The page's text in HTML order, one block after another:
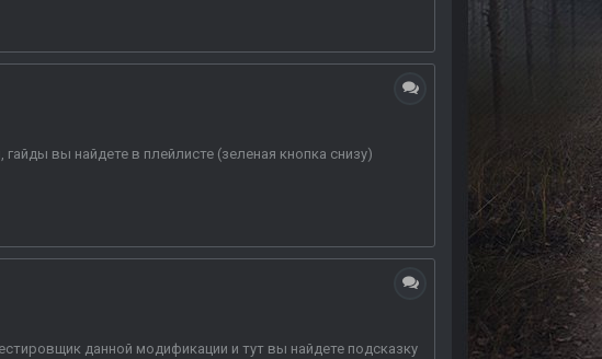
вы найдете в плейлисте (зеленая кнопка снизу)
данной модификации и тут вы найдете подсказку